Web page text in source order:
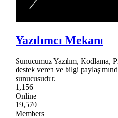
Yazılımcı Mekanı
Sunucumuz Yazılım, Kodlama,
destek veren ve bilgi
sunucusudur.
1,156
Online
19,570
Members